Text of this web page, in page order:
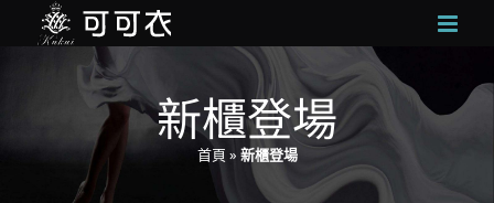
新櫃登場
首頁 » 新櫃登場